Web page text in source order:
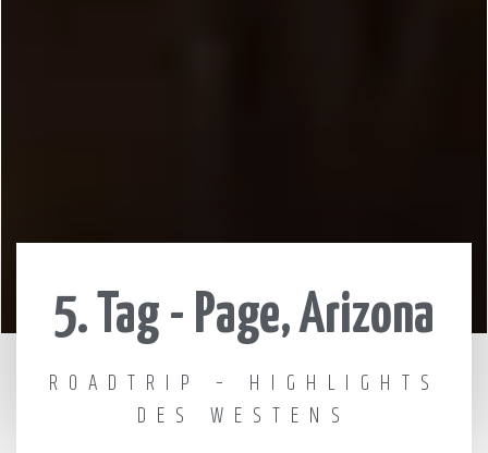
5. Tag - Page, Arizona
ROADTRIP – HIGHLIGHTS
DES WESTENS